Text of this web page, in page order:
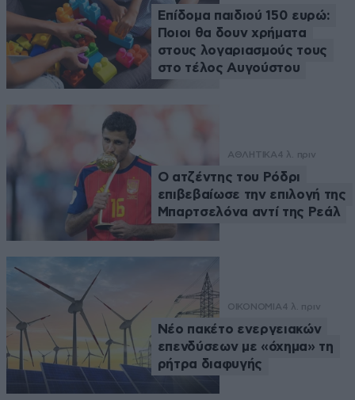
Επίδομα παιδιού 150 ευρώ:
Ποιοι θα δουν χρήματα
στους λογαριασμούς τους
στο τέλος Αυγούστου
ΑΘΛΗΤΙΚΑ4 λ. πριν
Ο ατζέντης του Ρόδρι
επιβεβαίωσε την επιλογή της
Μπαρτσελόνα αντί της Ρεάλ
ΟΙΚΟΝΟΜΙΑ4 λ. πριν
Νέο πακέτο ενεργειακών
επενδύσεων με «όχημα» τη
ρήτρα διαφυγής